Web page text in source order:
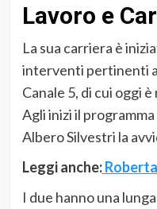
Lavoro e
La sua carriera è
interventi pertinenti
Canale 5, di cui oggi
Agli inizi il
Albero Silvestri la
Leggi anche:Roberta
I due hanno una